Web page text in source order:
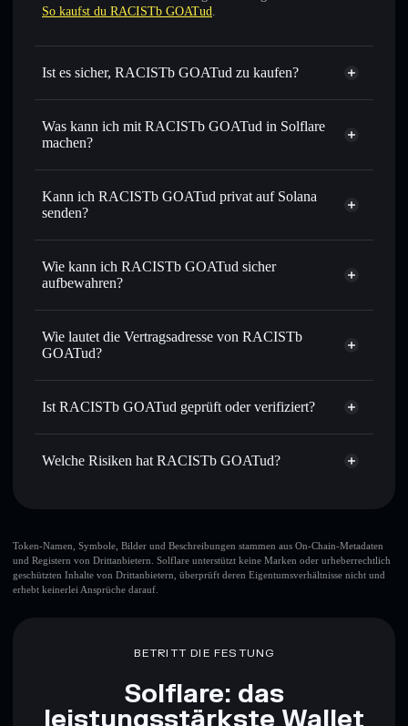
So kaufst du RACISTb GOATud.
Ist es sicher, RACISTb GOATud zu kaufen?
RACISTb GOATud
nicht
Was kann ich mit RACISTb GOATud in Solflare
machen?
RACISTb GOATud
Solflare-Wallet
Sofort tauschen– handle SNIGGAICE gegen SOL, USDC
oder Tausende anderer Solana-Tokens mit intelligentem
Zielkurs für SNIGGAICE
Durchschnittskosteneffekt nutzen
per Durchschnittskosteneffekt in SNIGGAICE einsteigen
Privat senden– übertrage SNIGGAICE, ohne Wallets
öffentlich zu verknüpfen, mithilfe des in Solflare
Marktkapitalisierung und Liquidität von SNIGGAICE
kontrollierst
Kann ich RACISTb GOATud privat auf Solana
senden?
Privacy
Wie kann ich RACISTb GOATud sicher
aufbewahren?
RACISTb GOATud
Privacy
Wie lautet die Vertragsadresse von RACISTb
GOATud?
RACISTb GOATud
2gQi7u5LfgLD3rQpeX9FBMqY4niALQuno3UocWHsjnby
Solflare-Wallet
Ist RACISTb GOATud geprüft oder verifiziert?
RACISTb GOATud
derzeit
Welche Risiken hat RACISTb GOATud?
Sperrautorität
RACISTb GOATud
Top-10-Wallets
RACISTb GOATud
begrenzte Liquidität
80 % Konzentration RACISTb GOATud
Token-Namen, Symbole, Bilder und Beschreibungen stammen aus On-Chain-Metadaten
und Registern von Drittanbietern. Solflare unterstützt keine Marken oder urheberrechtlich
geschützten Inhalte von Drittanbietern, überprüft deren Eigentumsverhältnisse nicht und
erhebt keinerlei Ansprüche darauf.
BETRITT DIE FESTUNG
Solflare: das